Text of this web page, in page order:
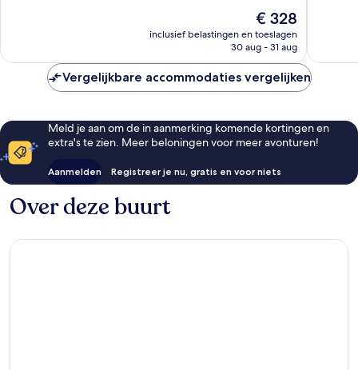
De
prijs
is
€ 328
inclusief belastingen en toeslagen
30 aug - 31 aug
Vergelijkbare accommodaties vergelijken
Meld je aan om de in aanmerking komende kortingen en
extra's te zien. Meer beloningen voor meer avonturen!
Aanmelden Registreer je nu, gratis en voor niets
Over deze buurt